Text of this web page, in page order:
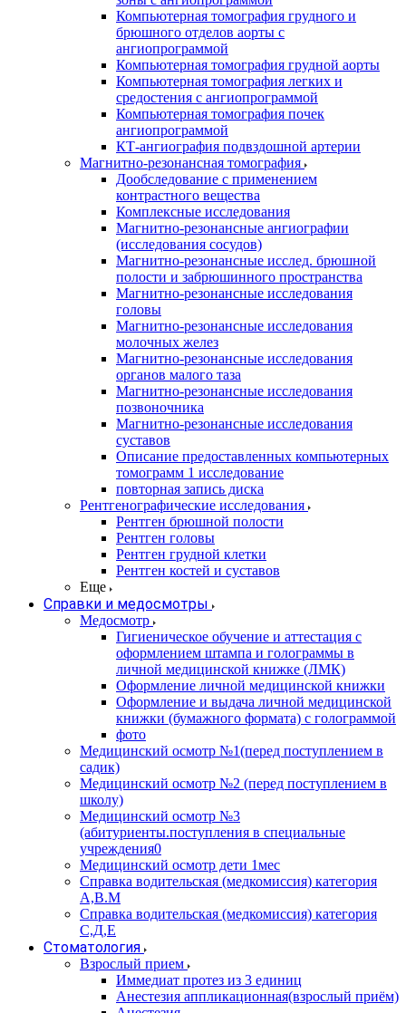
Компьютерная томография грудного и
брюшного отделов аорты с
ангиопрограммой
Компьютерная томография грудной аорты
Компьютерная томография легких и
средостения с ангиопрограммой
Компьютерная томография почек
ангиопрограммой
КТ-ангиография подвздошной артерии
Магнитно-резонансная томография
Дообследование с применением
контрастного вещества
Комплексные исследования
Магнитно-резонансные ангиографии
(исследования сосудов)
Магнитно-резонансные исслед. брюшной
полости и забрюшинного пространства
Магнитно-резонансные исследования
головы
Магнитно-резонансные исследования
молочных желез
Магнитно-резонансные исследования
органов малого таза
Магнитно-резонансные исследования
позвоночника
Магнитно-резонансные исследования
суставов
Описание предоставленных компьютерных
томограмм 1 исследование
повторная запись диска
Рентгенографические исследования
Рентген брюшной полости
Рентген головы
Рентген грудной клетки
Рентген костей и суставов
Еще
Справки и медосмотры
Медосмотр
Гигиеническое обучение и аттестация с
оформлением штампа и голограммы в
личной медицинской книжке (ЛМК)
Оформление личной медицинской книжки
Оформление и выдача личной медицинской
книжки (бумажного формата) с голограммой
фото
Медицинский осмотр №1(перед поступлением в
садик)
Медицинский осмотр №2 (перед поступлением в
школу)
Медицинский осмотр №3
(абитуриенты.поступления в специальные
учреждения0
Медицинский осмотр дети 1мес
Справка водительская (медкомиссия) категория
А,В.М
Справка водительская (медкомиссия) категория
С,Д,Е
Стоматология
Взрослый прием
Иммедиат протез из 3 единиц
Анестезия аппликационная(взрослый приём)